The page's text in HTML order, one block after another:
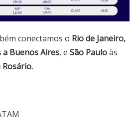
conectamos o Rio de Janeiro,
a Buenos Aires, e São Pauloàs